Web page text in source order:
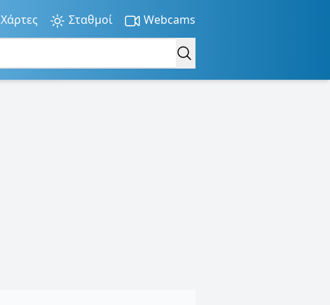
Χάρτες Σταθμοί Webcams